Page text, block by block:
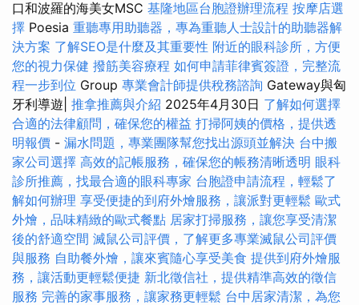
口和波羅的海美女MSC 基隆地區台胞證辦理流程 按摩店選
擇 Poesia 重聽專用助聽器，專為重聽人士設計的助聽器解
決方案 了解SEO是什麼及其重要性 附近的眼科診所，方便
您的視力保健 撥筋美容療程 如何申請菲律賓簽證，完整流
程一步到位 Group 專業會計師提供稅務諮詢 Gateway與匈
牙利導遊| 推拿推薦與介紹 2025年4月30日 了解如何選擇
合適的法律顧問，確保您的權益 打掃阿姨的價格，提供透
明報價 - 漏水問題，專業團隊幫您找出源頭並解決 台中搬
家公司選擇 高效的記帳服務，確保您的帳務清晰透明 眼科
診所推薦，找最合適的眼科專家 台胞證申請流程，輕鬆了
解如何辦理 享受便捷的到府外燴服務，讓派對更輕鬆 歐式
外燴，品味精緻的歐式餐點 居家打掃服務，讓您享受清潔
後的舒適空間 滅鼠公司評價，了解更多專業滅鼠公司評價
與服務 自助餐外燴，讓來賓隨心享受美食 提供到府外燴服
務，讓活動更輕鬆便捷 新北徵信社，提供精準高效的徵信
服務 完善的家事服務，讓家務更輕鬆 台中居家清潔，為您